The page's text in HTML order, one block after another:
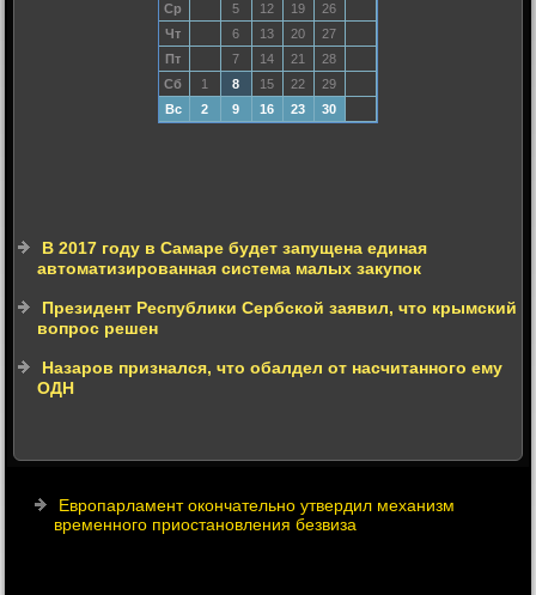
Ср
5 12 19
26
Чт
6 13 20
27
Пт
7 14 21
28
Сб
1 8 15 22
29
Вс
2 9 16 23 30
В 2017 году в Самаре будет запущена единая
автоматизированная система малых закупок
Президент Республики Сербской заявил, что крымский
вопрос решен
Назаров признался, что обалдел от насчитанного ему
ОДН
Европарламент окончательно утвердил механизм
временного приостановления безвиза